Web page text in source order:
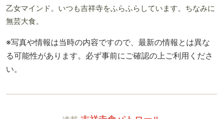
乙女マインド。いつも吉祥寺をふらふらしています。ちなみに
無芸大食。
※写真や情報は当時の内容ですので、最新の情報とは異な
る可能性があります。必ず事前にご確認の上ご利用くださ
い。